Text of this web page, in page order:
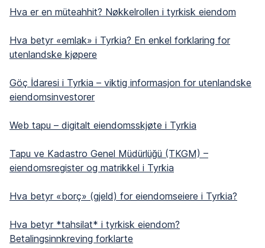
Hva er en müteahhit? Nøkkelrollen i tyrkisk eiendom
Hva betyr «emlak» i Tyrkia? En enkel forklaring for
utenlandske kjøpere
Göç İdaresi i Tyrkia – viktig informasjon for utenlandske
eiendomsinvestorer
Web tapu – digitalt eiendomsskjøte i Tyrkia
Tapu ve Kadastro Genel Müdürlüğü (TKGM) –
eiendomsregister og matrikkel i Tyrkia
Hva betyr «borç» (gjeld) for eiendomseiere i Tyrkia?
Hva betyr *tahsilat* i tyrkisk eiendom?
Betalingsinnkreving forklarte